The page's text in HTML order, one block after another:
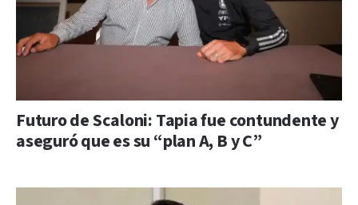
Futuro de Scaloni: Tapia fue contundente y
aseguró que es su “plan A, B y C”